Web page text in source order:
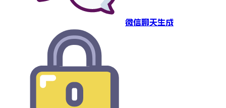
微信聊天生成